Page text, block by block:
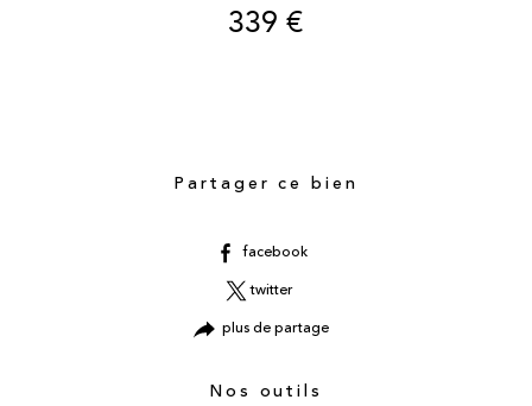
339 €
Partager ce bien
facebook
twitter
plus de partage
Nos outils